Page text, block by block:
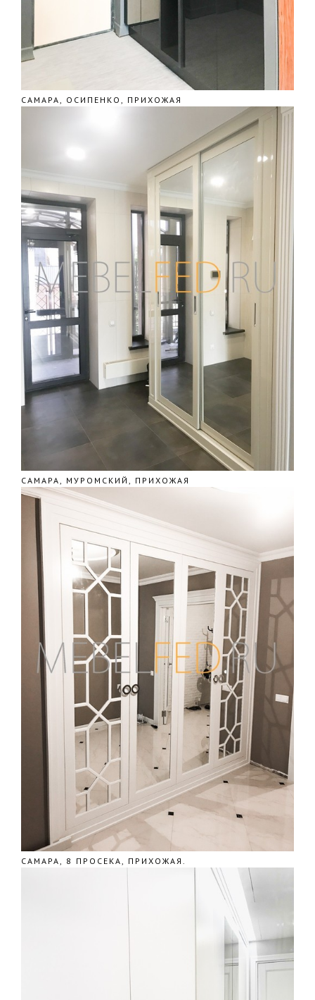
САМАРА, ОСИПЕНКО, ПРИХОЖАЯ
САМАРА, МУРОМСКИЙ, ПРИХОЖАЯ
САМАРА, 8 ПРОСЕКА, ПРИХОЖАЯ.